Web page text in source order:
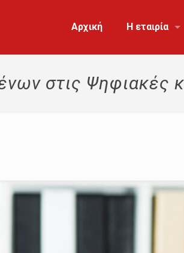
Αρχική Η εταιρία
στις Ψηφιακές